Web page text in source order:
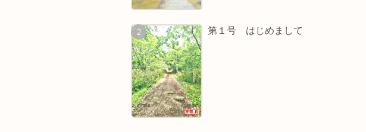
第１号 はじめまして